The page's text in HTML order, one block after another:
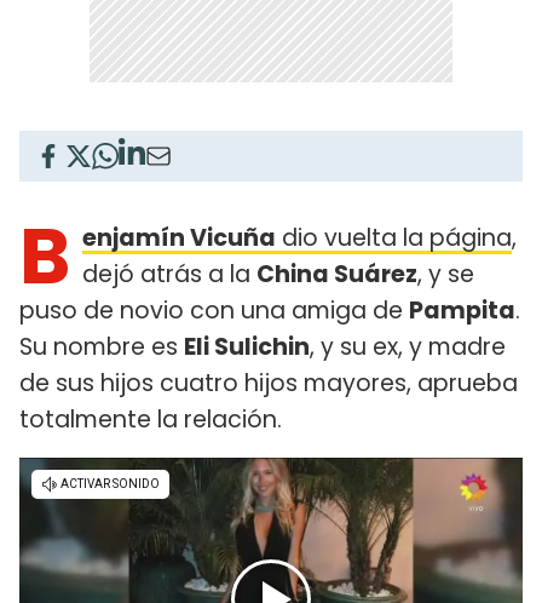
B enjamín Vicuña dio vuelta la página,
dejó atrás a la China Suárez, y se
puso de novio con una amiga de Pampita.
Su nombre es Eli Sulichin, y su ex, y madre
de sus hijos cuatro hijos mayores, aprueba
totalmente la relación.